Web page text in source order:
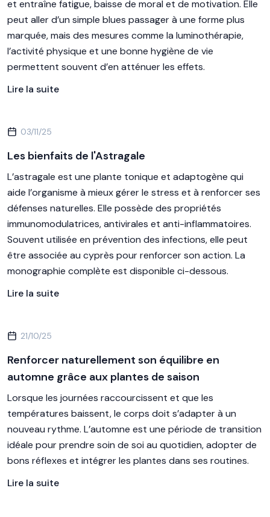
et entraîne fatigue, baisse de moral et de motivation. Elle
peut aller d’un simple blues passager à une forme plus
marquée, mais des mesures comme la luminothérapie,
l’activité physique et une bonne hygiène de vie
permettent souvent d’en atténuer les effets.
Lire la suite
03/11/25
Les bienfaits de l'Astragale
L’astragale est une plante tonique et adaptogène qui
aide l’organisme à mieux gérer le stress et à renforcer ses
défenses naturelles. Elle possède des propriétés
immunomodulatrices, antivirales et anti-inflammatoires.
Souvent utilisée en prévention des infections, elle peut
être associée au cyprès pour renforcer son action. La
monographie complète est disponible ci-dessous.
Lire la suite
21/10/25
Renforcer naturellement son équilibre en
automne grâce aux plantes de saison
Lorsque les journées raccourcissent et que les
températures baissent, le corps doit s’adapter à un
nouveau rythme. L’automne est une période de transition
idéale pour prendre soin de soi au quotidien, adopter de
bons réflexes et intégrer les plantes dans ses routines.
Lire la suite